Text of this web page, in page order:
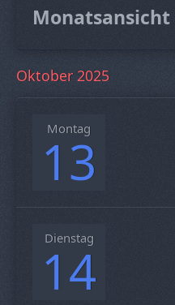
Monatsansicht
Oktober 2025
Montag
13
Dienstag
14